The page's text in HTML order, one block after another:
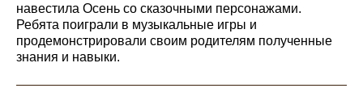
навестила Осень со сказочными персонажами.
Ребята поиграли в музыкальные игры и
продемонстрировали своим родителям полученные
знания и навыки.